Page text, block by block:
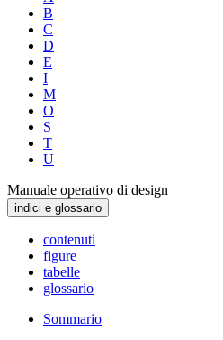
B
C
D
E
I
M
O
S
T
U
Manuale operativo di design
indici e glossario
contenuti
figure
tabelle
glossario
Sommario